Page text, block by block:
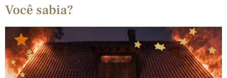
Você sabia?